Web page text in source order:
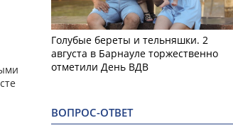
Голубые береты и тельняшки. 2
августа в Барнауле торжественно
отметили День ВДВ
ВОПРОС-ОТВЕТ